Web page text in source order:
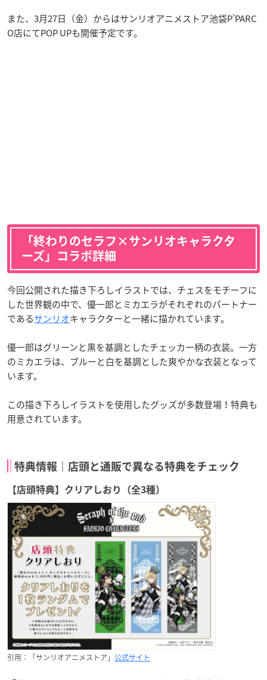
また、3月27日（金）からはサンリオアニメストア池袋P’PARC
O店にてPOP UPも開催予定です。
「終わりのセラフ×サンリオキャラクタ
ーズ」コラボ詳細
今回公開された描き下ろしイラストでは、チェスをモチーフに
した世界観の中で、優一郎とミカエラがそれぞれのパートナー
であるサンリオキャラクターと一緒に描かれています。
優一郎はグリーンと黒を基調としたチェッカー柄の衣装。一方
のミカエラは、ブルーと白を基調とした爽やかな衣装となって
います。
この描き下ろしイラストを使用したグッズが多数登場！特典も
用意されています。
特典情報｜店頭と通販で異なる特典をチェック
【店頭特典】クリアしおり（全3種）
引用：「サンリオアニメストア」 公式サイト